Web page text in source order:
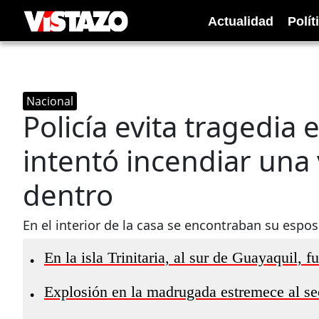
Actualidad
Nacional
Policía evita tragedia
intentó incendiar
dentro
En el interior de la casa se encontraban su
• En la isla Trinitaria, al sur de Guayaquil,
• Explosión en la madrugada estremece al